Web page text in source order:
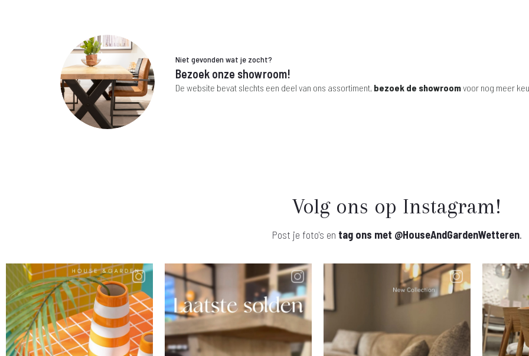
Niet gevonden wat je zocht?
Bezoek onze showroom!
De website bevat slechts een deel van ons assortiment, bezoek de showroomvoor nog meer
Volg ons op Instagram!
Post je foto's en tag ons met @HouseAndGardenWetteren.